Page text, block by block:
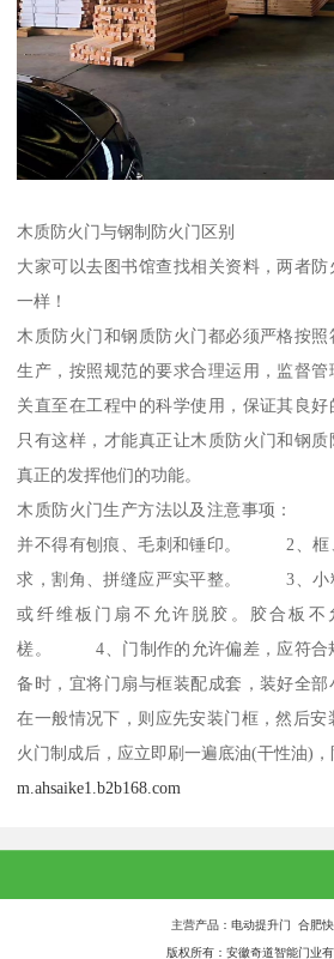
木质防火门与钢制防火门区别
大家可以去图书馆查找相关资料，两者
一样！
木质防火门和钢质防火门都必须严格按
生产，按照规范的要求合理运用，监督
关直至在工程中的科学使用，保证其良好
只有这样，才能真正让木质防火门和钢质
真正的发挥他们的功能。
木质防火门生产方法以及注意事项：
并不得有刨痕、毛刺和锤印。 2、框
求，割角、拼缝应严实平整。 3、小
或纤维板门扇不允许脱胶。胶合板不
槎。 4、门制作的允许偏差，应符
备时，宜将门扇与框装配成套，装好全部
在一般情况下，则应先安装门框，然
火门制成后，应立即刷一遍底油(干性油)，
m.ahsaike1.b2b168.com
主营产品：电动提升门 合肥
版权所有：安徽奇道智能门业有